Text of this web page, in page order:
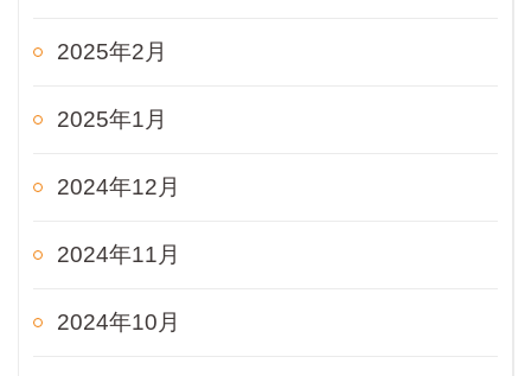
2025年2月
2025年1月
2024年12月
2024年11月
2024年10月